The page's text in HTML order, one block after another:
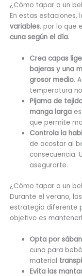
¿Cómo tapar a un
En estas estaciones,
variables, por lo que
cuna según el día.
Crea capas
bajeras y una
grosor medio.
temperatura
Pijama de
manga larga
que permite
Controla la
de acostar al
consecuencia.
asegurarte.
¿Cómo tapar a un
Durante el verano, las
estrategia diferente
objetivo es
Opta por
cuna para
material
Evita las